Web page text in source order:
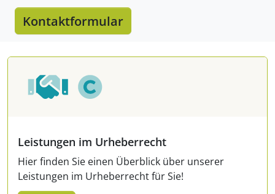
Kontaktformular
Leistungen im Urheberrecht
Hier finden Sie einen Überblick über unserer
Leistungen im Urheberrecht für Sie!